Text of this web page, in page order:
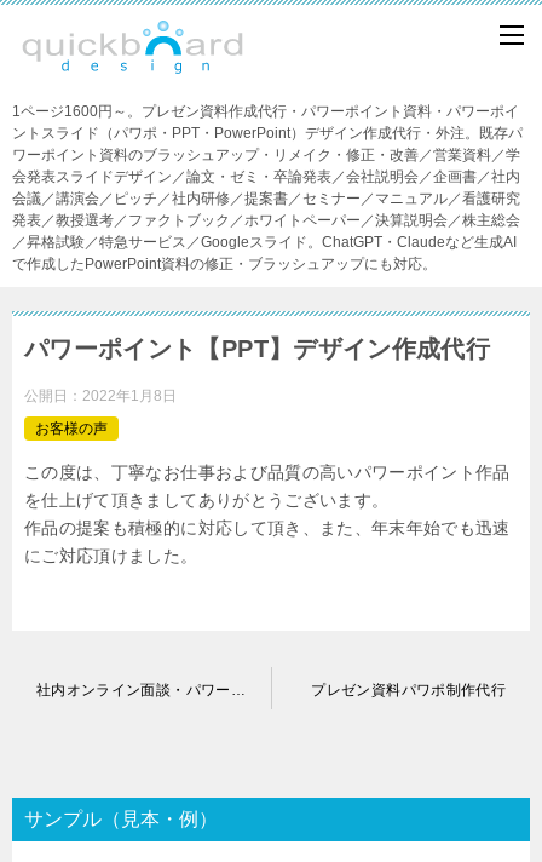
1ページ1600円～。プレゼン資料作成代行・パワーポイント資料・パワーポイ
ントスライド（パワポ・PPT・PowerPoint）デザイン作成代行・外注。既存パ
ワーポイント資料のブラッシュアップ・リメイク・修正・改善／営業資料／学
会発表スライドデザイン／論文・ゼミ・卒論発表／会社説明会／企画書／社内
会議／講演会／ピッチ／社内研修／提案書／セミナー／マニュアル／看護研究
発表／教授選考／ファクトブック／ホワイトペーパー／決算説明会／株主総会
／昇格試験／特急サービス／Googleスライド。ChatGPT・Claudeなど生成AI
で作成したPowerPoint資料の修正・ブラッシュアップにも対応。
パワーポイント【PPT】デザイン作成代行
公開日： 2022年1月8日
お客様の声
この度は、丁寧なお仕事および品質の高いパワーポイント作品
を仕上げて頂きましてありがとうございます。
作品の提案も積極的に対応して頂き、また、年末年始でも迅速
にご対応頂けました。
ゲ
ー
シ
プレゼン資料パワポ制作代行
サンプル（見本・例）